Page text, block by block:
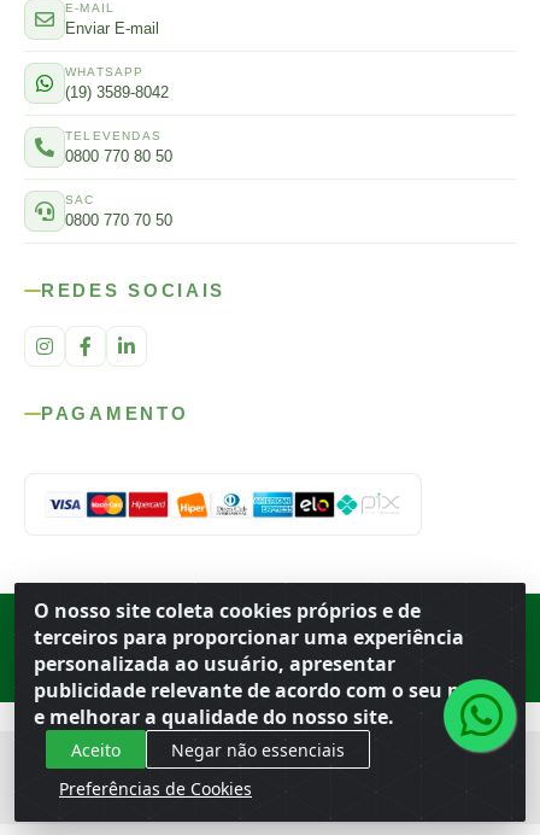
O nosso site coleta cookies próprios e de
terceiros para proporcionar uma experiência
personalizada ao usuário, apresentar
publicidade relevante de acordo com o seu perfil
e melhorar a qualidade do nosso site.
Aceito
Negar não essenciais
Preferências de Cookies
E-MAIL
Enviar E-mail
WHATSAPP
(19) 3589-8042
TELEVENDAS
0800 770 80 50
SAC
0800 770 70 50
REDES SOCIAIS
PAGAMENTO
Rod. SP-215, s/n, km 98 — Área Rural Porto Ferreira ·BR
· CEP
· CNPJ 56.679.863/0001-91
© 2026 Atacado Ideal